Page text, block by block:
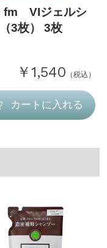
fm VIジェルシ
3枚） 3枚
￥1,540 （税込）
カートに入れる